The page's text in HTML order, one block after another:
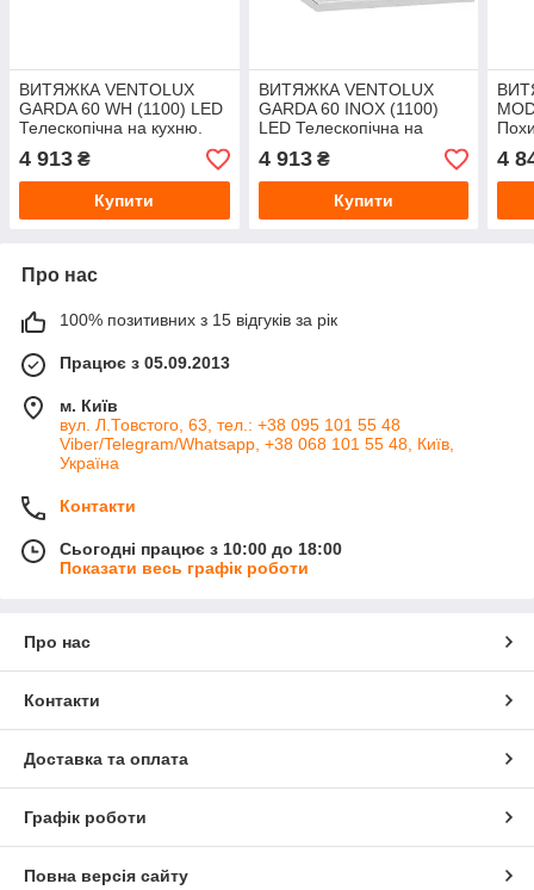
ВИТЯЖКА VENTOLUX
GARDA 60 WH (1100) LED
Телескопічна на кухню.
Витяжка кухонна в Україні.
*ЗНИЖКА В ОПИСІ.
4 913 ₴
Купити
ВИТЯЖКА VENTOLUX
GARDA 60 INOX (1100)
LED Телескопічна на
кухню. Витяжка кухонна в
Україні. *ЗНИЖКА В
ОПИСІ.
4 913₴
Купити
4
Про нас
100% позитивних з 15 відгуків за рік
Працює з 05.09.2013
м. Київ
вул. Л.Товстого, 63, тел.: +38 095 101 55 48
Viber/Telegram/Whatsapp, +38 068 101 55 48, Київ,
Україна
Контакти
Сьогодні працює з 10:00 до 18:00
Показати весь графік роботи
Про нас
Контакти
Доставка та оплата
Графік роботи
Повна версія сайту